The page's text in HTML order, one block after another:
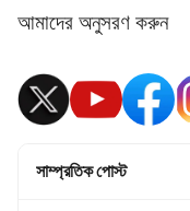
আমাদের অনুসরণ করুন
সাম্প্রতিক পোস্ট